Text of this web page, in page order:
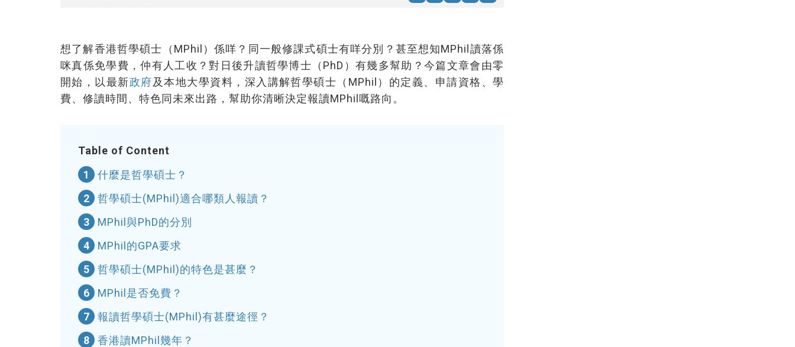
想了解香港哲學碩士（MPhil）係咩？同一般修課式碩士有咩分別？甚至想知MPhil讀落係
咪真係免學費，仲有人工收？對日後升讀哲學博士（PhD）有幾多幫助？今篇文章會由零
開始，以最新政府及本地大學資料，深入講解哲學碩士（MPhil）的定義、申請資格、學
費、修讀時間、特色同未來出路，幫助你清晰決定報讀MPhil嘅路向。
Table of Content
1
什麼是哲學碩士？
2
哲學碩士(MPhil)適合哪類人報讀？
3
MPhil與PhD的分別
4
MPhil的GPA要求
5
哲學碩士(MPhil)的特色是甚麼？
6
MPhil是否免費？
7
報讀哲學碩士(MPhil)有甚麼途徑？
8
香港讀MPhil幾年？